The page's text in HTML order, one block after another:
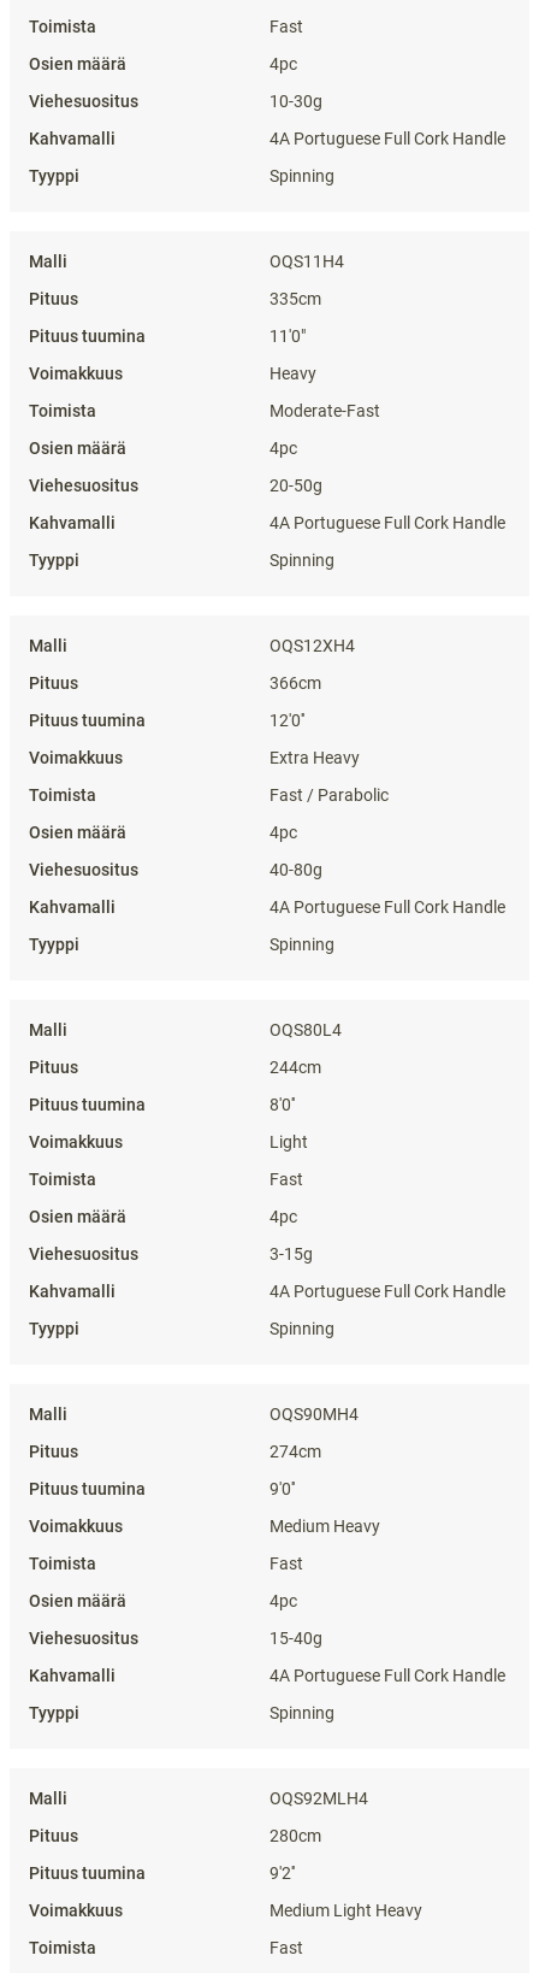
Fast
4pc
10-30g
4A Portuguese Full Cork Handle
Spinning
OQS11H4
335cm
11'0"
Heavy
Moderate-Fast
4pc
20-50g
4A Portuguese Full Cork Handle
Spinning
OQS12XH4
366cm
12'0''
Extra Heavy
Fast / Parabolic
4pc
40-80g
4A Portuguese Full Cork Handle
Spinning
OQS80L4
244cm
8'0''
Light
Fast
4pc
3-15g
4A Portuguese Full Cork Handle
Spinning
OQS90MH4
274cm
9'0''
Medium Heavy
Fast
4pc
15-40g
4A Portuguese Full Cork Handle
Spinning
OQS92MLH4
280cm
9'2''
Medium Light Heavy
Fast